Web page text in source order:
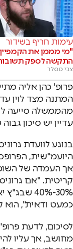
עימות חריף בשידור
"מי מממן את
התקשה לספק
צבי טסלר
פרופ' כהן אליה
המתנה מצד לוין
מהממשלה סייעה לו
עדיין יש סיכון
בנוגע לוועדת
היועמ"שית,
אך העמדה של
קריטית. "אם
30%-
כמעט ודאית", הוא
לסיכום, לדעת
מחושב, אך עליו